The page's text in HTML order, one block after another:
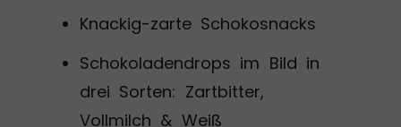
Knackig-zarte Schokosnacks
Schokoladendrops im Bild in
drei Sorten: Zartbitter,
Vollmilch & Weiß